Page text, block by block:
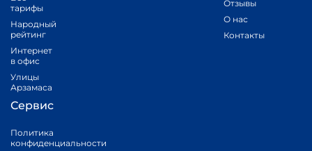
тарифы
Народный
рейтинг
Интернет
в офис
Улицы
Арзамаса
Отзывы
О нас
Контакты
Сервис
Политика
конфиденциальности